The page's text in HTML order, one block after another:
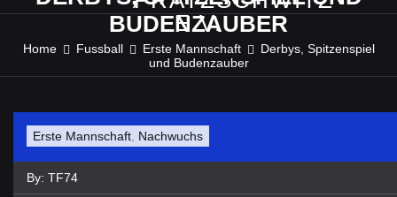
BUDENZAUBER
Home Fussball Erste Mannschaft
Derbys, Spitzenspiel
und Budenzauber
Erste Mannschaft Nachwuchs
By: TF74